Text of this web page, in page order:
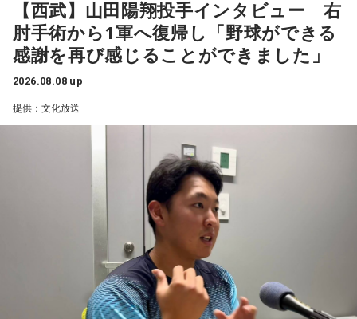
があるんだぞ」と言って、油断しないように警戒させる。そ
して、「お前ら、（日本選手が）こんなことを言ってるぞ」
と塩貝選手のコメントを（起爆剤として）使うことが可能な
しないほうが良かったなと僕は思っています。
とはいえ、塩貝選手とはW杯が終わったときに違うところで
会いましたけど、本当に純粋なんですよ。全然悪気がないと
いうか。ただ、プロの選手としてそこまで考えてコメントす
るべきだったかなとは思います。
でもまだ若いですから。森保監督は“リバウンドメンタリテ
ィ”という言葉をよく使いますけど、何かうまくいかなかった
後のリアクションがすごく重要で、今後そこを塩貝選手は試
されるのかなと思いますし、その期待に応えるだけのものを
持っている選手だと思いますから、良いエネルギーに変えて
もらいたいなと思います。
――過去2年の苦労は昨シーズンに活きていたということです
ね。
山田「活きていると思います。ウエイトトレーニングなどで
身体作りができたと思うので、結果を出さないといけないと
ころで出せたというのはよかったと思います」
――2月の南郷キャンプ終盤で右肘痛が発覚した時の心境を教
山田「痛かったですし、手術のタイミングはすごく悩んだの
ですが、3月9日に手術をさせていただいた。痛いままプレー
をしていても成績も上がらないですし、自分としても不安を
抱えながらプレーをするのは嫌だったので、できるだけ早く
手術をして、早く復帰ができるようにというので決断しまし
【西武】山田陽翔投手インタビュー 右
肘手術から1軍へ復帰し「野球ができる
感謝を再び感じることができました」
2026.08.08 up
提供：文化放送